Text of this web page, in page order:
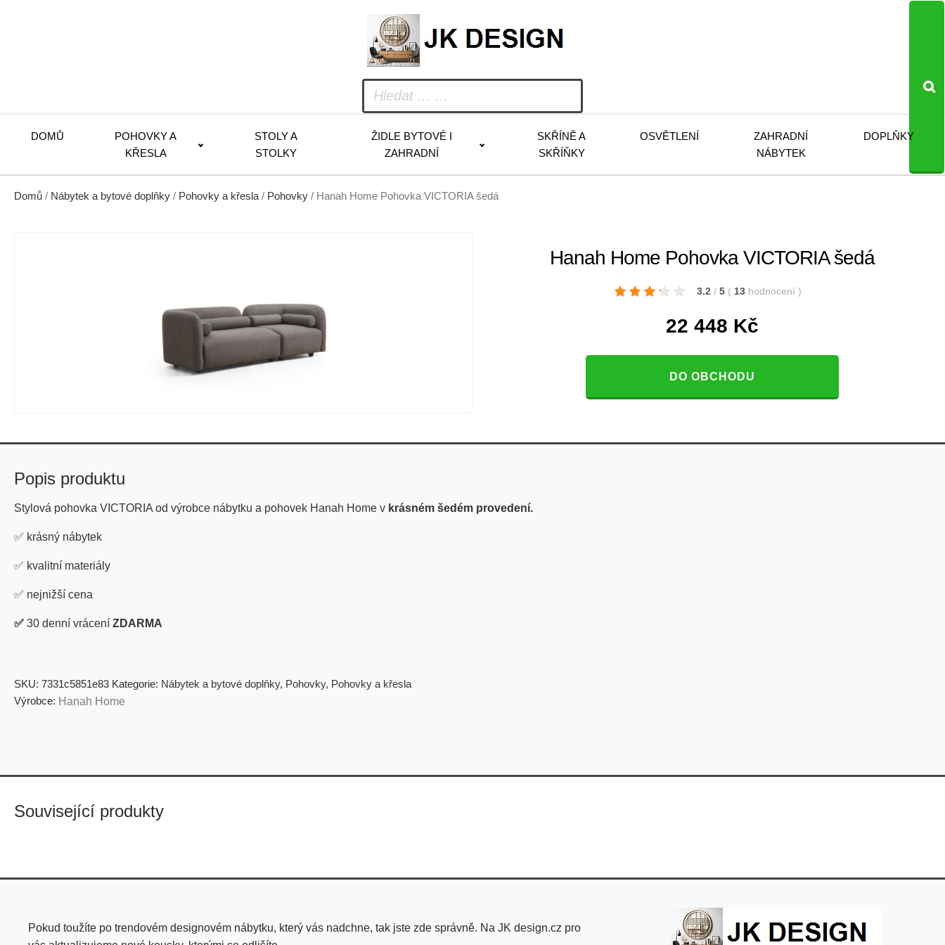
DOMŮ
POHOVKY A
KŘESLA
STOLY A
STOLKY
ŽIDLE BYTOVÉ I
ZAHRADNÍ
SKŘÍNĚ A
SKŘÍŇKY
OSVĚTLENÍ
ZAHRADNÍ
NÁBYTEK
DOPLŇKY
Domů / Nábytek a bytové doplňky / Pohovky a křesla / Pohovky / Hanah Home Pohovka VICTORIA šedá
Hanah Home Pohovka VICTORIA šedá
3.2 / 5 ( 13 hodnocení )
22 448 Kč
DO OBCHODU
Popis produktu
Stylová pohovka VICTORIA od výrobce nábytku a pohovek Hanah Home v krásném šedém provedení.
✅ krásný nábytek
✅ kvalitní materiály
✅ nejnižší cena
✅ 30 denní vrácení ZDARMA
SKU: 7331c5851e83 Kategorie: Nábytek a bytové doplňky, Pohovky, Pohovky a křesla
Výrobce: Hanah Home
Související produkty
Pokud toužíte po trendovém designovém nábytku, který vás nadchne, tak jste zde správně. Na JK design.cz pro